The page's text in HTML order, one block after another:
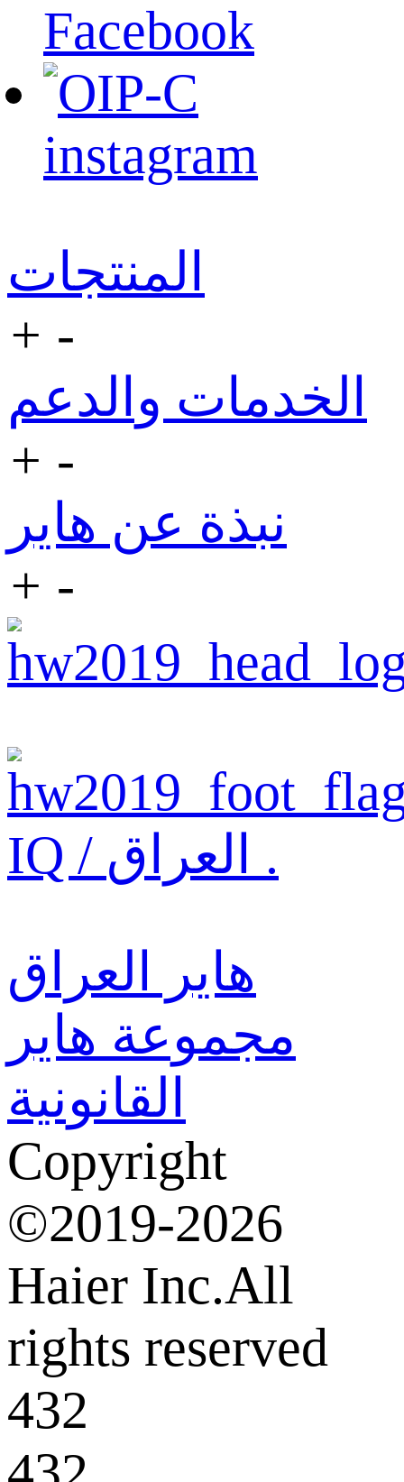
Facebook
instagram
المنتجات
+ -
الخدمات والدعم
+ -
نبذة عن هاير
+ -
IQ / العراق .
هاير العراق
مجموعة هاير
القانونية
Copyright
©2019-2026
Haier Inc.All
rights reserved
432